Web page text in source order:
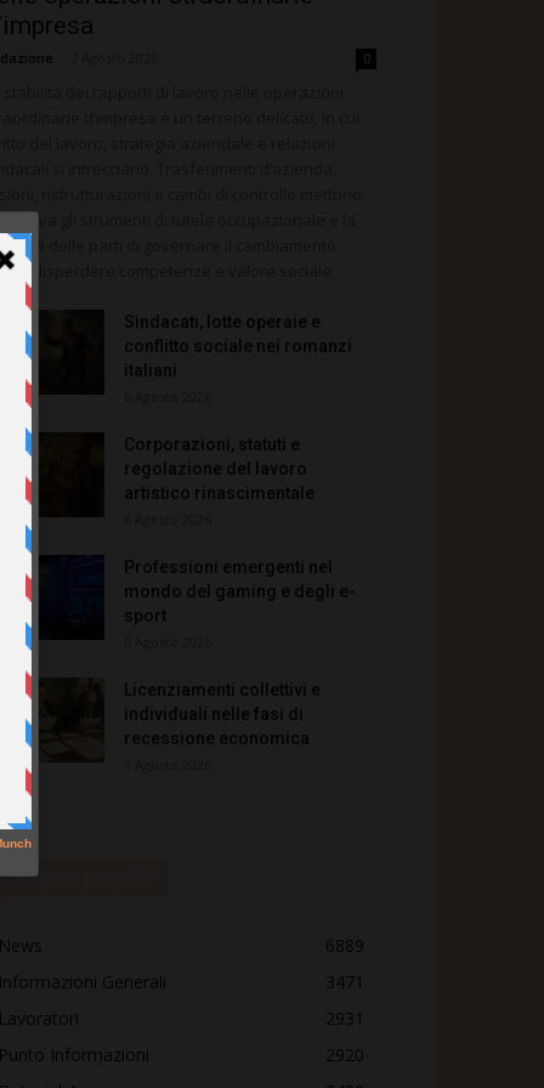
0
prova gli strumenti di tutela occupazionale e la
delle parti di governare il cambiamento
disperdere competenze e valore sociale.
Sindacati, lotte operaie e
conflitto sociale nei romanzi
italiani
Corporazioni, statuti e
regolazione del lavoro
artistico rinascimentale
Professioni emergenti nel
mondo del gaming e degli e-
sport
Licenziamenti collettivi e
individuali nelle fasi di
recessione economica
popolari
News
6889
Informazioni Generali
3471
Lavoratori
2931
Punto Informazioni
2920